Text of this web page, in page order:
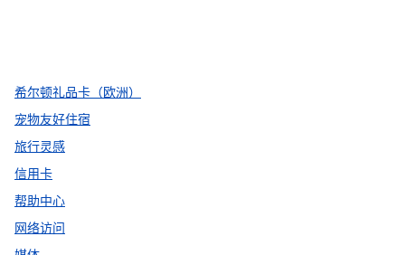
希尔顿礼品卡（欧洲）
宠物友好住宿
旅行灵感
信用卡
帮助中心
网络访问